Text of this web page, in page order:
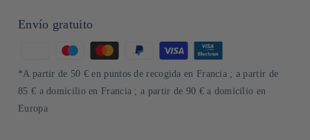
Envío gratuito
de
pago
*A partir de 50 € en puntos de recogida en Francia ; a partir de
85 € a domicilio en Francia ; a partir de 90 € a domicilio en
Europa